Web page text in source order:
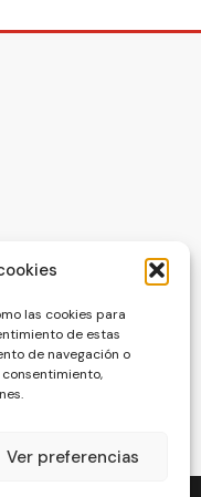
las cookies para
de estas
de navegación o
Ver preferencias